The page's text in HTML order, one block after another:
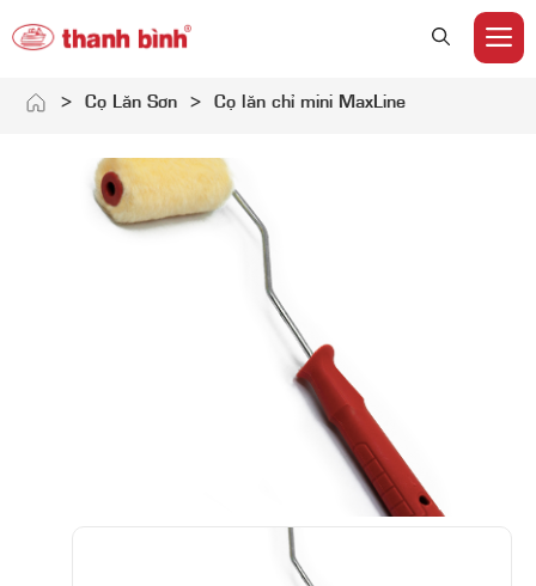
Skip
> Cọ Lăn Sơn > Cọ lăn chỉ mini MaxLine